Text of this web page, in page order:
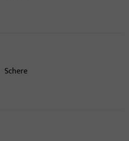
Schere